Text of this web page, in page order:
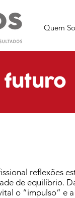
Quem
futuro
reflexões
de equilíbrio.
o “impulso” e